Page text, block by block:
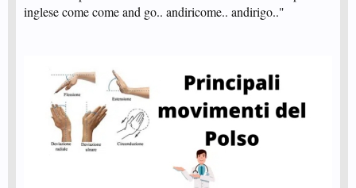
inglese come come and go.. andiricome.. andirigo.."